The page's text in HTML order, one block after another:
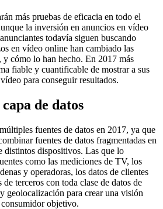
más pruebas de eficacia en todo el
la inversión en anuncios en vídeo
todavía siguen buscando
en vídeo online han cambiado las
y cómo lo han hecho. En 2017 más
fiable y cuantificable de mostrar a sus
para conseguir resultados.
de datos
fuentes de datos en 2017, ya que
fuentes de datos fragmentadas en
distintos dispositivos. Las que lo
como las mediciones de TV, los
y operadoras, los datos de clientes
terceros con toda clase de datos de
geolocalización para crear una visión
objetivo.